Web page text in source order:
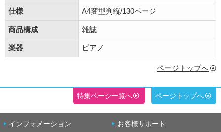
仕様 A4変型判縦/130ページ
商品構成 雑誌
楽器 ピアノ
ページトップへ
特集ページ一覧へ ページトップへ
インフォメーション お客様サポート